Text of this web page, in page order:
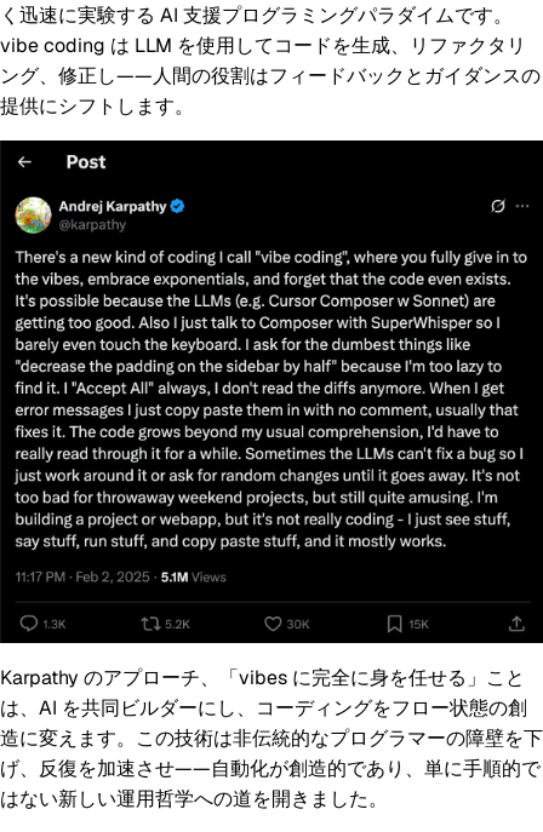
く迅速に実験する AI 支援プログラミングパラダイムです。
vibe coding は LLM を使用してコードを生成、リファクタリ
ング、修正し——人間の役割はフィードバックとガイダンスの
提供にシフトします。
Karpathy のアプローチ、「vibes に完全に身を任せる」こと
は、AI を共同ビルダーにし、コーディングをフロー状態の創
造に変えます。この技術は非伝統的なプログラマーの障壁を下
げ、反復を加速させ——自動化が創造的であり、単に手順的で
はない新しい運用哲学への道を開きました。